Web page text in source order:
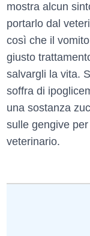
mostra alcun
portarlo dal
così che il
giusto
salvargli la vita.
soffra di
una sostanza
sulle gengive per
veterinario.